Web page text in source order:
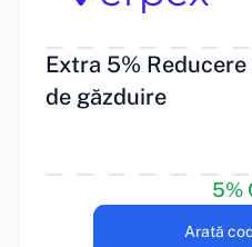
Extra 5%
de găzduire
5%
Arată